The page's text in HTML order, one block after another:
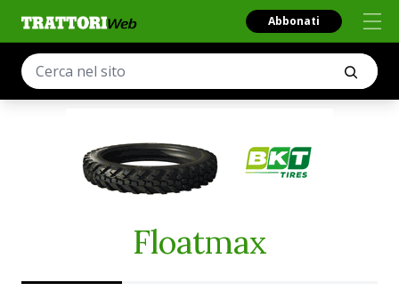
Abbonati
Floatmax